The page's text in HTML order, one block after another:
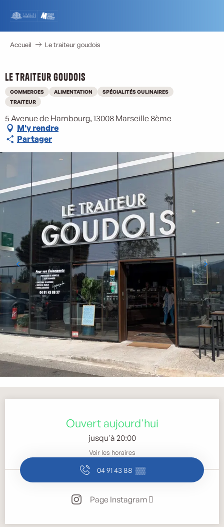
contenu
principal
Accueil Le traiteur goudois
Le traiteur goudois
COMMERCES ALIMENTATION
SPÉCIALITÉS CULINAIRES
TRAITEUR
5 Avenue de Hambourg, 13008 Marseille 8ème
M'y rendre
Partager
Ouvert aujourd'hui
jusqu'à 20:00
Voir les horaires
04 91 43 88 ▒▒
Page Instagram